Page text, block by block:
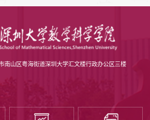
南山区粤海街道深圳大学汇文楼行政办公区三楼